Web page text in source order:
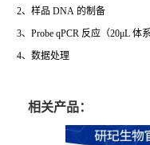
2、样品 DNA 的制备
3、Probe qPCR 反应（20μL 体
4、数据处理
相关产品：